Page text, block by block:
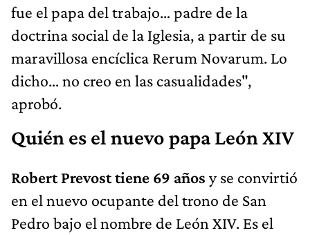
fue el papa del trabajo… padre de la
doctrina social de la Iglesia, a partir de su
maravillosa encíclica Rerum Novarum. Lo
dicho… no creo en las casualidades",
aprobó.
Quién es el nuevo papa León XIV
Robert Prevost tiene 69 años y se convirtió
en el nuevo ocupante del trono de San
Pedro bajo el nombre de León XIV. Es el